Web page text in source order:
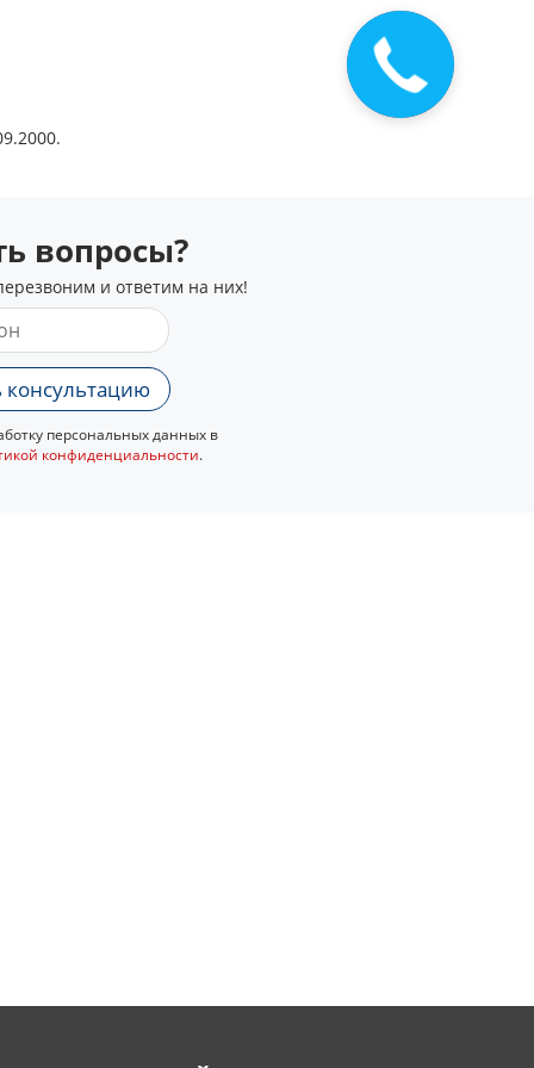
вопросы?
и ответим на них!
консультацию
персональных данных в
конфиденциальности.
Закажите
звонок